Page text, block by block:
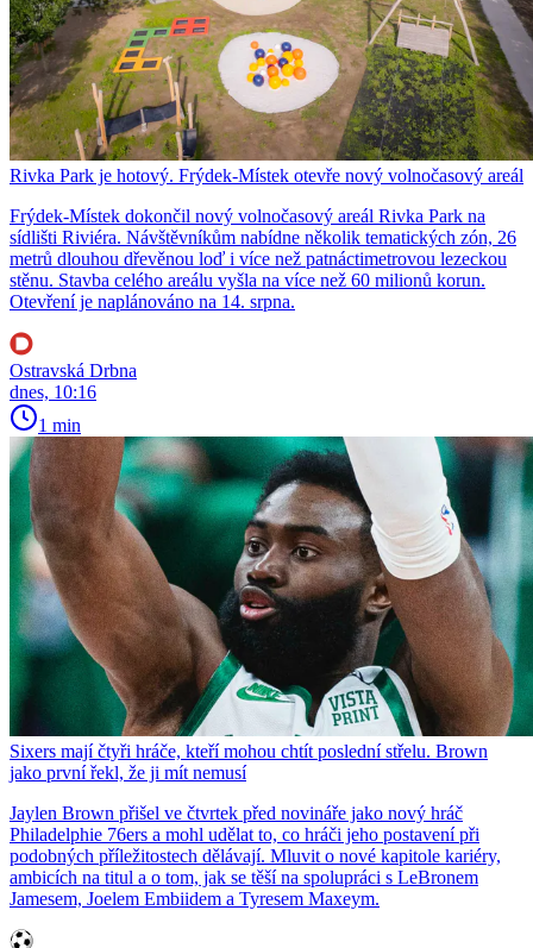
Rivka Park je hotový. Frýdek-Místek otevře nový volnočasový areál
Frýdek-Místek dokončil nový volnočasový areál Rivka Park na
sídlišti Riviéra. Návštěvníkům nabídne několik tematických zón, 26
metrů dlouhou dřevěnou loď i více než patnáctimetrovou lezeckou
stěnu. Stavba celého areálu vyšla na více než 60 milionů korun.
Otevření je naplánováno na 14. srpna.
Ostravská Drbna
dnes, 10:16
1 min
Sixers mají čtyři hráče, kteří mohou chtít poslední střelu. Brown
jako první řekl, že ji mít nemusí
Jaylen Brown přišel ve čtvrtek před novináře jako nový hráč
Philadelphie 76ers a mohl udělat to, co hráči jeho postavení při
podobných příležitostech dělávají. Mluvit o nové kapitole kariéry,
ambicích na titul a o tom, jak se těší na spolupráci s LeBronem
Jamesem, Joelem Embiidem a Tyresem Maxeym.